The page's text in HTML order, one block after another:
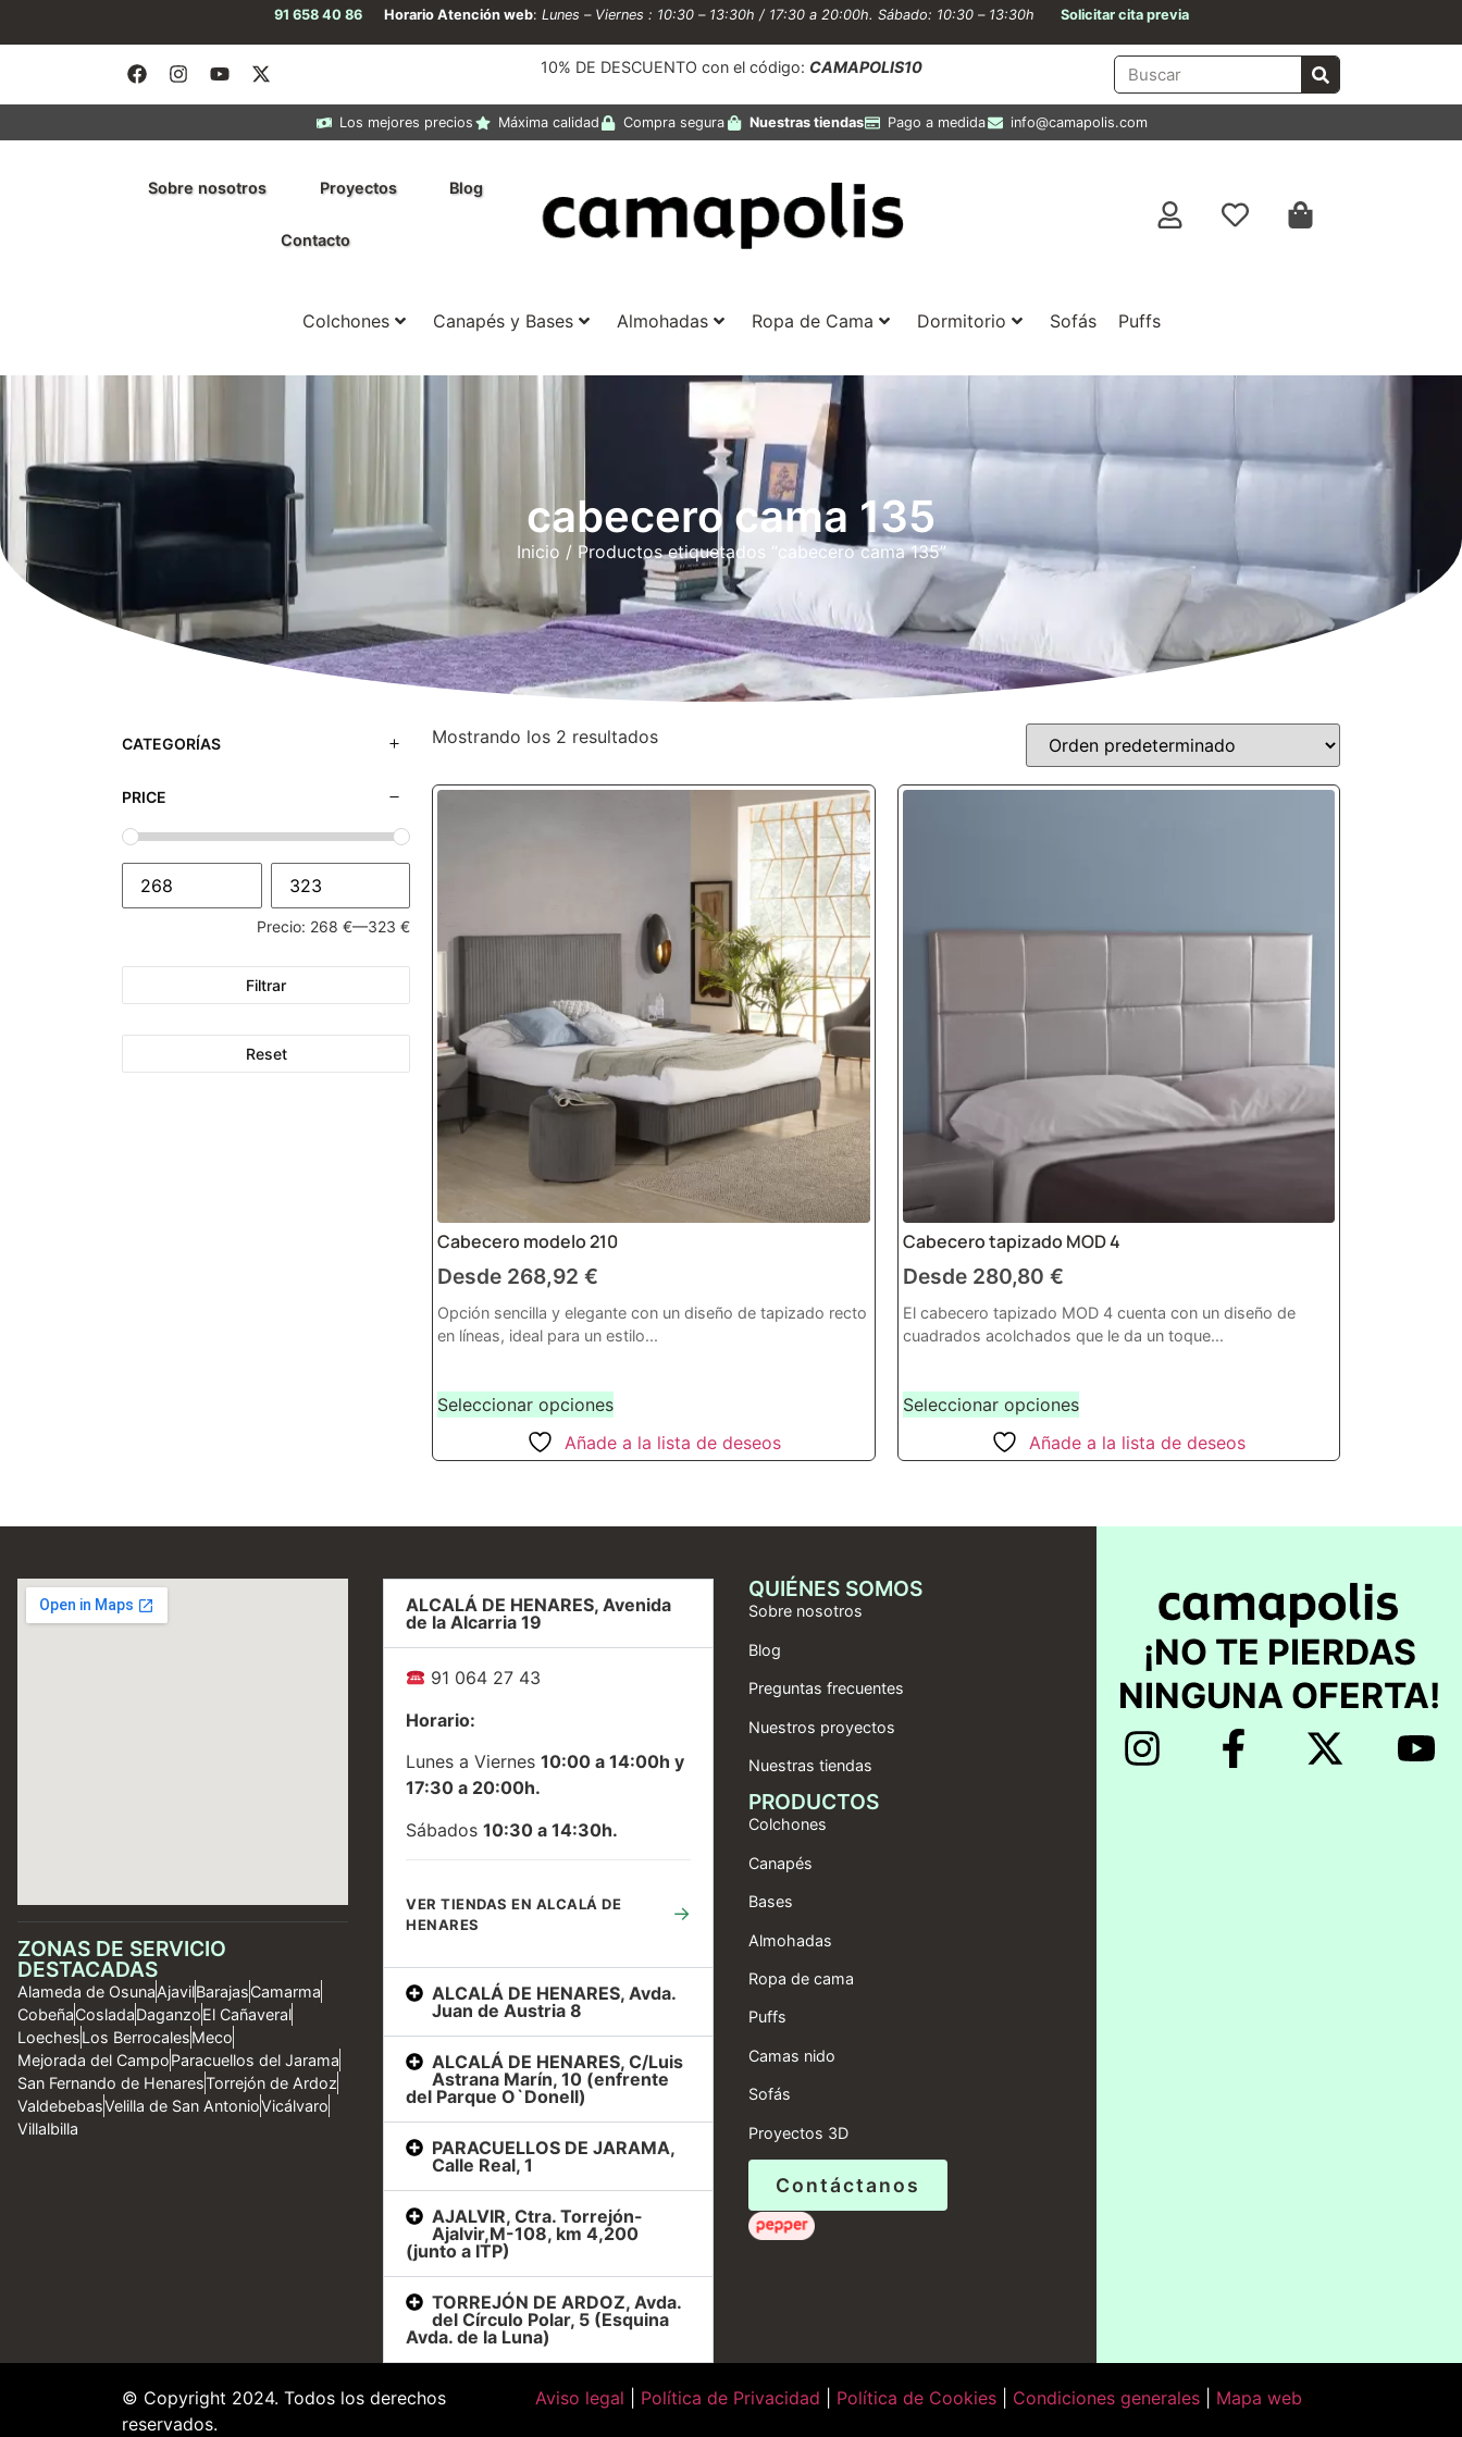
91 658 40 86 Horario Atención web: Lunes – Viernes : 10:30 – 13:30h / 17:30 a 20:00h. Sábado: 10:30 – 13:30h Solicitar cita previa
10% DE DESCUENTO con el código: CAMAPOLIS10
Los mejores precios Máxima calidad Compra segura Nuestras tiendas Pago a medida info@camapolis.com
Sobre nosotros Proyectos Blog
Contacto
Colchones Canapés y Bases Almohadas Ropa de Cama Dormitorio Sofás Puffs
cabecero cama 135
Inicio / Productos etiquetados “cabecero cama 135”
CATEGORÍAS
PRICE
Precio: 268 €—323 €
Filtrar
Reset
Mostrando los 2 resultados
Cabecero modelo 210
Desde 268,92 €
Opción sencilla y elegante con un diseño de tapizado recto
en líneas, ideal para un estilo...
Seleccionar opciones
Añade a la lista de deseos
Cabecero tapizado MOD 4
Desde 280,80 €
El cabecero tapizado MOD 4 cuenta con un diseño de
cuadrados acolchados que le da un toque...
Seleccionar opciones
Añade a la lista de deseos
ZONAS DE SERVICIO
DESTACADAS
Alameda de OsunaAjavilBarajasCamarma
CobeñaCosladaDaganzoEl Cañaveral
LoechesLos BerrocalesMeco
Mejorada del CampoParacuellos del Jarama
San Fernando de HenaresTorrejón de Ardoz
ValdebebasVelilla de San AntonioVicálvaro
Villalbilla
ALCALÁ DE HENARES, Avenida
de la Alcarria 19
91 064 27 43
Horario:
Lunes a Viernes 10:00 a 14:00h y
17:30 a 20:00h.
Sábados 10:30 a 14:30h.
VER TIENDAS EN ALCALÁ DE
HENARES
→
ALCALÁ DE HENARES, Avda.
Juan de Austria 8
ALCALÁ DE HENARES, C/Luis
Astrana Marín, 10 (enfrente
del Parque O`Donell)
PARACUELLOS DE JARAMA,
Calle Real, 1
AJALVIR, Ctra. Torrejón-
Ajalvir,M-108, km 4,200
(junto a ITP)
TORREJÓN DE ARDOZ, Avda.
del Círculo Polar, 5 (Esquina
Avda. de la Luna)
QUIÉNES SOMOS
Sobre nosotros
Blog
Preguntas frecuentes
Nuestros proyectos
Nuestras tiendas
PRODUCTOS
Colchones
Canapés
Bases
Almohadas
Ropa de cama
Puffs
Camas nido
Sofás
Proyectos 3D
Contáctanos
¡NO TE PIERDAS
NINGUNA OFERTA!
© Copyright 2024. Todos los derechos
reservados.
Aviso legal Política de Privacidad Política de Cookies| Condiciones generales| Mapa web